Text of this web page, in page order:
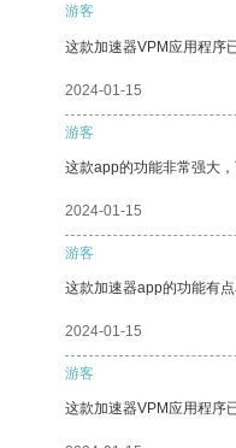
游客
这款加速器VPM应用程序
2024-01-15
游客
这款app的功能非常强大
2024-01-15
游客
这款加速器app的功能有
2024-01-15
游客
这款加速器VPM应用程序